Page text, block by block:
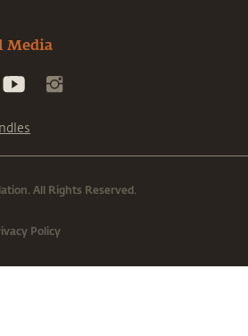
Media
All Rights Reserved.
Policy